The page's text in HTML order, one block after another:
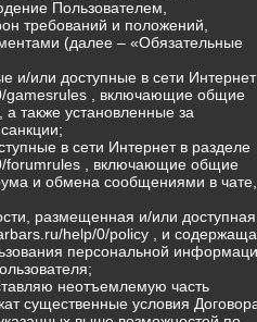
Пользователем,
требований и положений,
(далее – «Обязательные
и/или доступные в сети Интернет
gamesrules , включающие общие
также установленные за
в сети Интернет в разделе
forumrules , включающие общие
и обмена сообщениями в чате,
размещенная и/или
help/0/policy , и
персональной
неотъемлемую часть
существенные условия